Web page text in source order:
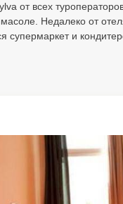
от всех
Недалеко от
супермаркет и